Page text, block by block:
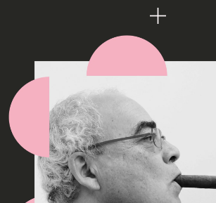
Os FalcaoLucas são o projeto de
de Tânia Falcão e Luís Avelar
ilustradores, motiongraphers e
juntos como um casal desde
conheceram num bar na Ericeira a
tequila. Têm apresentado as suas
em eventos nacionais e
com artistas e marcas de renome
Paramount, Fox, Kit Kat,
Casablanca Records, EDP,
Martins, Fundação Francisco Manuel
e Diário de Notícias.